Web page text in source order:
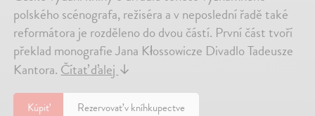
polského scénografa, režiséra a v neposlední řadě také
reformátora je rozděleno do dvou částí. První část tvoří
překlad monografie Jana Kłossowicze Divadlo Tadeusze
Kantora. Čítať ďalej ↓
Kúpiť Rezervovať v kníhkupectve